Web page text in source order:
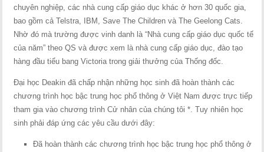
chuyên nghiệp, các nhà cung cấp giáo dục khác ở hơn 30 quốc gia,
bao gồm cả Telstra, IBM, Save The Children và The Geelong Cats.
Nhờ đó mà trường được vinh danh là “Nhà cung cấp giáo dục quốc tế
của năm” theo QS và được xem là nhà cung cấp giáo dục, đào tạo
hàng đầu tiểu bang Victoria trong giải thưởng của Thống đốc.
Đại học Deakin đã chấp nhận những học sinh đã hoàn thành các
chương trình học bậc trung học phổ thông ở Việt Nam được trực tiếp
tham gia vào chương trình Cử nhân của chúng tôi *. Tuy nhiên học
sinh phải đáp ứng các yêu cầu dưới đây:
Đã hoàn thành các chương trình học bậc trung học phổ thông ở